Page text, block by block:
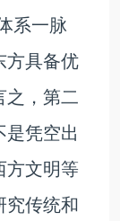
系一脉
方具备优
之，第二
是凭空出
方文明等
究传统和